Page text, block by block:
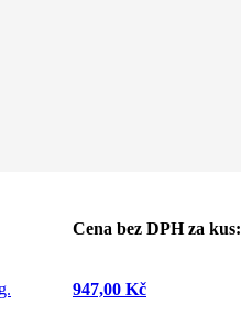
Cena bez DPH za kus:
947,00 Kč